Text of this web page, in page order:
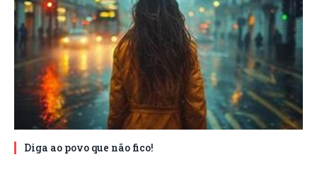
Diga ao povo que não fico!